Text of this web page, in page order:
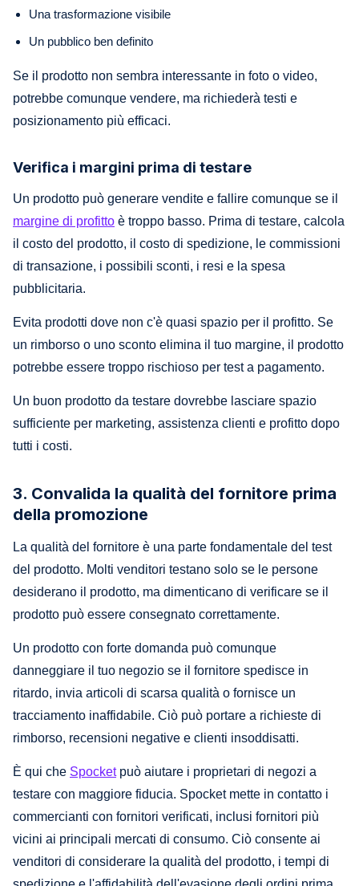
Una trasformazione visibile
Un pubblico ben definito
Se il prodotto non sembra interessante in foto o video,
potrebbe comunque vendere, ma richiederà testi e
posizionamento più efficaci.
Verifica i margini prima di testare
Un prodotto può generare vendite e fallire comunque se il
margine di profitto è troppo basso. Prima di testare, calcola
il costo del prodotto, il costo di spedizione, le commissioni
di transazione, i possibili sconti, i resi e la spesa
pubblicitaria.
Evita prodotti dove non c'è quasi spazio per il profitto. Se
un rimborso o uno sconto elimina il tuo margine, il prodotto
potrebbe essere troppo rischioso per test a pagamento.
Un buon prodotto da testare dovrebbe lasciare spazio
sufficiente per marketing, assistenza clienti e profitto dopo
tutti i costi.
3. Convalida la qualità del fornitore prima
della promozione
La qualità del fornitore è una parte fondamentale del test
del prodotto. Molti venditori testano solo se le persone
desiderano il prodotto, ma dimenticano di verificare se il
prodotto può essere consegnato correttamente.
Un prodotto con forte domanda può comunque
danneggiare il tuo negozio se il fornitore spedisce in
ritardo, invia articoli di scarsa qualità o fornisce un
tracciamento inaffidabile. Ciò può portare a richieste di
rimborso, recensioni negative e clienti insoddisatti.
È qui che Spocketpuò aiutare i proprietari di negozi a
testare con maggiore fiducia. Spocket mette in contatto i
commercianti con fornitori verificati, inclusi fornitori più
vicini ai principali mercati di consumo. Ciò consente ai
venditori di considerare la qualità del prodotto, i tempi di